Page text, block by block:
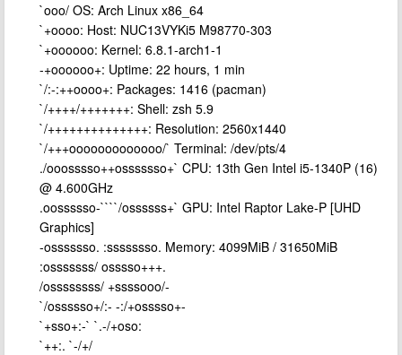
`ooo/ OS: Arch Linux x86_64
`+oooo: Host: NUC13VYKi5 M98770-303
`+oooooo: Kernel: 6.8.1-arch1-1
-+oooooo+: Uptime: 22 hours, 1 min
`/:-:++oooo+: Packages: 1416 (pacman)
`/++++/+++++++: Shell: zsh 5.9
`/++++++++++++++: Resolution: 2560x1440
`/+++ooooooooooooo/` Terminal: /dev/pts/4
./ooosssso++osssssso+` CPU: 13th Gen Intel i5-1340P (16)
@ 4.600GHz
.oossssso-````/ossssss+` GPU: Intel Raptor Lake-P [UHD
Graphics]
-osssssso. :ssssssso. Memory: 4099MiB / 31650MiB
:osssssss/ osssso+++.
/ossssssss/ +ssssooo/-
`/ossssso+/:- -:/+osssso+-
`+sso+:-` `.-/+oso:
`++:. `-/+/